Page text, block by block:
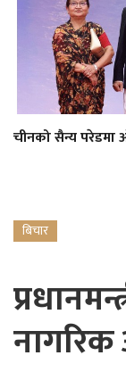
चीनको सैन्य परेडमा
बिचार
नागरिक